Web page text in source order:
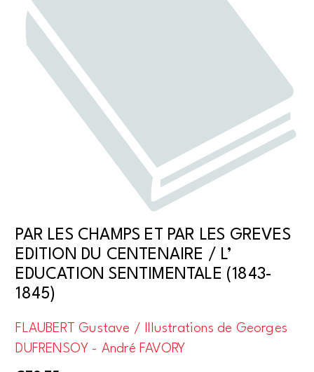
PAR LES CHAMPS ET PAR LES GREVES
EDITION DU CENTENAIRE / L’
EDUCATION SENTIMENTALE (1843-
1845)
FLAUBERT Gustave / Illustrations de Georges
DUFRENSOY - André FAVORY